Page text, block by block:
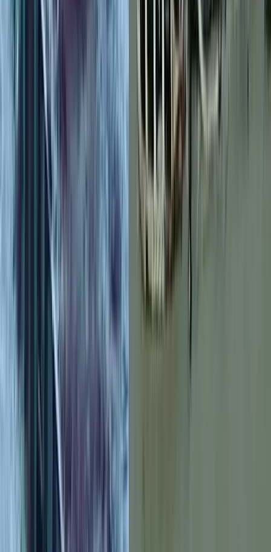
বরিশালসহ রাত ১টার মধ্যে ৬
জেলায় ঝড়ের আভাস, নদীবন্দরে ১
নম্বর সতর্কসংকেত
শাস্তির মুখে নেইমার!